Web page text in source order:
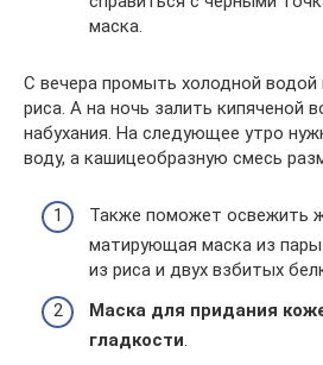
маска.
С вечера промыть холодной
риса. А на ночь залить кипяченой
набухания. На следующее утро
воду, а кашицеобразную смесь
Также поможет освежить
матирующая маска из
из риса и двух взбитых
Маска для придания
гладкости.